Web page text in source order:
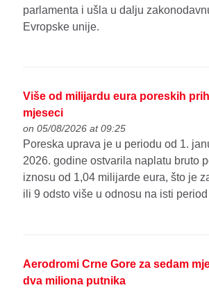
parlamenta i ušla u dalju
Evropske unije.
Više od milijardu eura poreskih
mjeseci
on 05/08/2026 at 09:25
Poreska uprava je u periodu od 1.
2026. godine ostvarila naplatu bruto
iznosu od 1,04 milijarde eura, što je
ili 9 odsto više u odnosu na isti
Aerodromi Crne Gore za sedam
dva miliona putnika